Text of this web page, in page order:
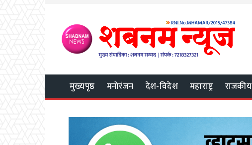
मुख्यपृष्ठ मनोरंजन देश-विदेश महाराष्ट्र राजकीय